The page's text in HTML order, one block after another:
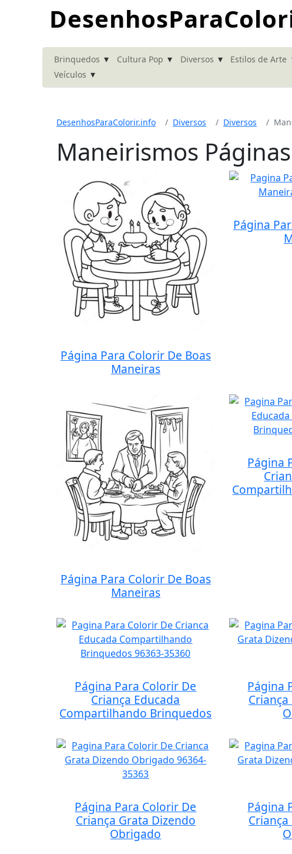
Brinquedos ▾ Cultura Pop ▾ Diversos ▾ Estilos de Arte
Veículos ▾
DesenhosParaColorir.info Diversos Diversos
Maneirismos
Página Para Colorir De Boas
Maneiras
Página
Página Para Colorir De Boas
Maneiras
Página
Página Para Colorir De
Criança Educada
Compartilhando Brinquedos
Página
Página Para Colorir De
Criança Grata Dizendo
Obrigado
Página